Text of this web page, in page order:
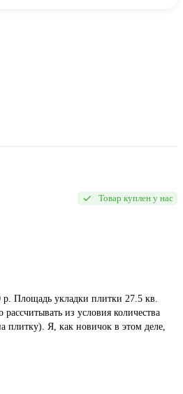
Товар куплен у нас
Площадь укладки плитки 27.5 кв.
из условия количества
плитку). Я, как новичок в этом деле,